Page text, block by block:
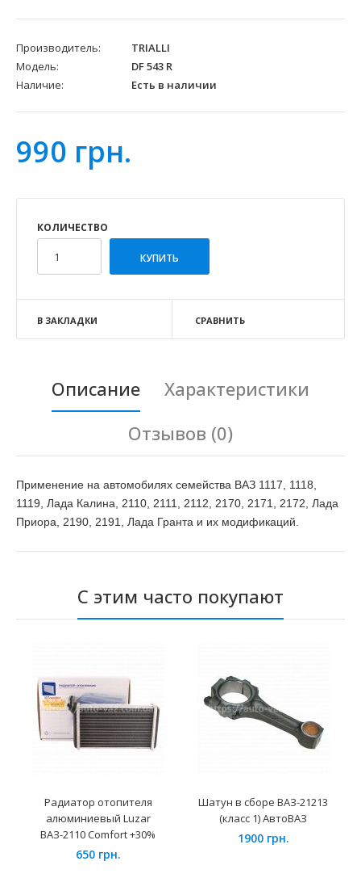
Производитель:
TRIALLI
Модель:
DF 543 R
Наличие:
Есть в наличии
990 грн.
КОЛИЧЕСТВО
В ЗАКЛАДКИ СРАВНИТЬ
Описание
Характеристики
Отзывов (0)
Применение на автомобилях семейства ВАЗ 1117, 1118,
1119, Лада Калина, 2110, 2111, 2112, 2170, 2171, 2172, Лада
Приора, 2190, 2191, Лада Гранта и их модификаций.
С этим часто покупают
Радиатор отопителя
алюминиевый Luzar
ВАЗ-2110 Comfort +30%
650 грн.
Шатун в сборе ВАЗ-21213
(класс 1) АвтоВАЗ
1900 грн.